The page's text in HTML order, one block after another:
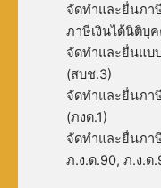
จัดทำและยื่นภา
ภาษีเงินได้นิติบุ
จัดทำและยื่นแบ
(สบช.3)
จัดทำและยื่นภา
(ภงด.1)
จัดทำและยื่นภา
ภ.ง.ด.90, ภ.ง.ด